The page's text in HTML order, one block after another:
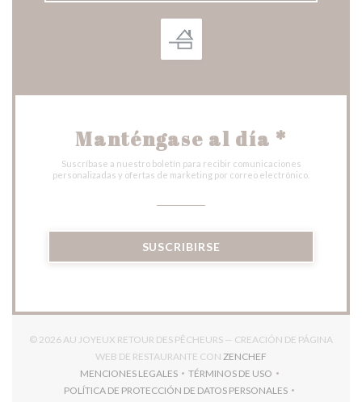
Manténgase al día *
Suscríbase a nuestro boletín para recibir comunicaciones
personalizadas y ofertas de marketing por correo electrónico.
SUSCRIBIRSE
© 2026 AU JOYEUX RETOUR DES PÊCHEURS — CREACIÓN DE PÁGINA
WEB DE RESTAURANTE CON ZENCHEF
MENCIONES LEGALES
((ABRE EN UNA NUEVA VENTANA))
TÉRMINOS DE USO
((ABRE EN UNA NUEVA
POLÍTICA DE PROTECCIÓN DE DATOS PERSONALES
((ABRE EN UNA NUEVA VENTANA))